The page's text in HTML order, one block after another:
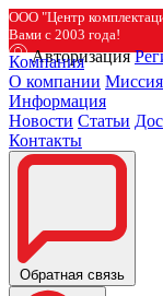
ООО "Центр
Вами с 2003 года!
Авторизация
Компания
О компании Миссия
Информация
Новости Статьи
Контакты
Обратная связь